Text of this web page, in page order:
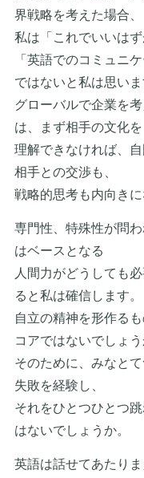
界戦略を考えた場合、
私は「これでいいは
「英語でのコミュニ
ではないと私は思いま
グローバルで企業を
は、まず相手の文化を
理解できなければ、
相手との交渉も、
戦略的思考も内向き
専門性、特殊性が問
はベースとなる
人間力がどうしても
ると私は確信します。
自立の精神を形作る
コアではないでしょう
そのために、みなと
失敗を経験し、
それをひとつひとつ
はないでしょうか。
英語は話せてあたり